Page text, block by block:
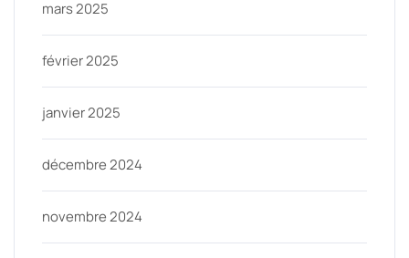
mars 2025
février 2025
janvier 2025
décembre 2024
novembre 2024